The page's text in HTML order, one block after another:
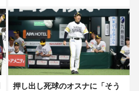
押し出し死球のオスナに「そう